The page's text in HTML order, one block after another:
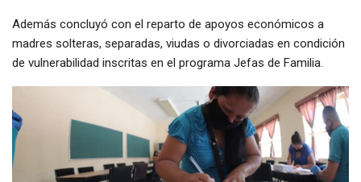
Además concluyó con el reparto de apoyos económicos a
madres solteras, separadas, viudas o divorciadas en condición
de vulnerabilidad inscritas en el programa Jefas de Familia.